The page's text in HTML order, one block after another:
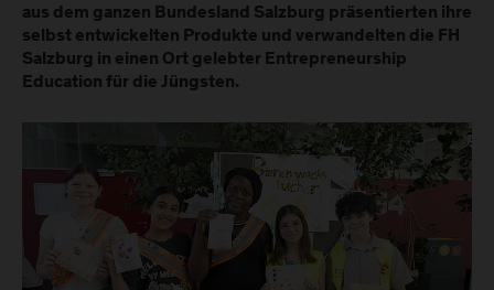
aus dem ganzen Bundesland Salzburg präsentierten ihre
selbst entwickelten Produkte und verwandelten die FH
Salzburg in einen Ort gelebter Entrepreneurship
Education für die Jüngsten.